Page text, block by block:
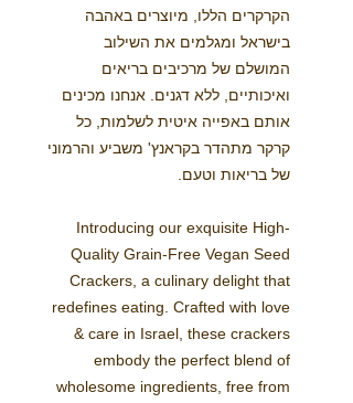
הקרקרים הללו, מיוצרים באהבה
בישראל ומגלמים את השילוב
המושלם של מרכיבים בריאים
ואיכותיים, ללא דגנים. אנחנו מכינים
אותם באפייה איטית לשלמות, כל
קרקר מתהדר בקראנץ' משביע והרמוני
של בריאות וטעם.
Introducing our exquisite High-
Quality Grain-Free Vegan Seed
Crackers, a culinary delight that
redefines eating. Crafted with love
& care in Israel, these crackers
embody the perfect blend of
wholesome ingredients, free from